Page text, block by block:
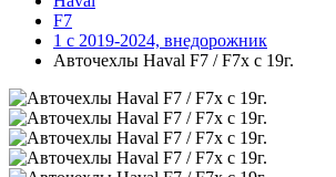
F7
1 с 2019-2024, внедорожник
Авточехлы Haval F7 / F7x с 19г.